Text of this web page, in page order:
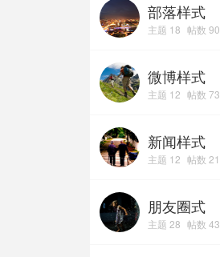
部落样式
主题 18 帖数 90
微博样式
主题 12 帖数 73
新闻样式
主题 12 帖数 21
朋友圈式
主题 28 帖数 43